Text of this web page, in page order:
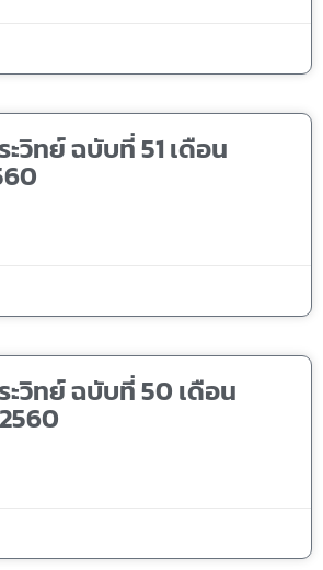
วิทย์ ฉบับที่ 51 เดือน
วิทย์ ฉบับที่ 50 เดือน